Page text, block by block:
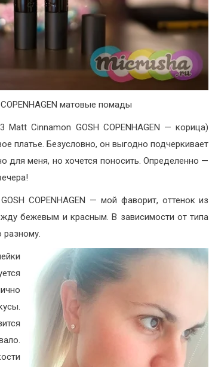
матовые помады
Cinnamon GOSH COPENHAGEN — корица)
платье. Безусловно, он выгодно подчеркивает
для меня, но хочется поносить. Определенно —
COPENHAGEN — мой фаворит, оттенок из
бежевым и красным. В зависимости от типа
разному.